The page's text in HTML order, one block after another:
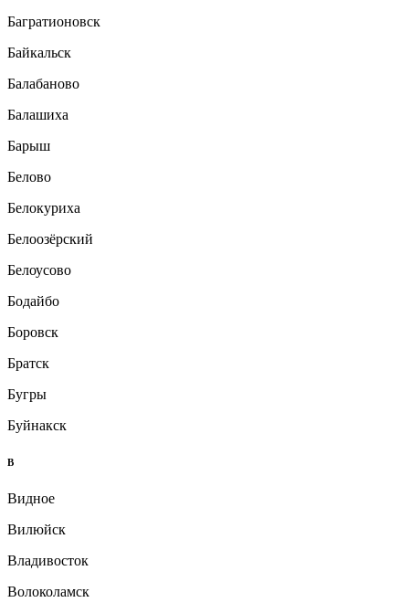
Багратионовск
Байкальск
Балабаново
Балашиха
Барыш
Белово
Белокуриха
Белоозёрский
Белоусово
Бодайбо
Боровск
Братск
Бугры
Буйнакск
В
Видное
Вилюйск
Владивосток
Волоколамск